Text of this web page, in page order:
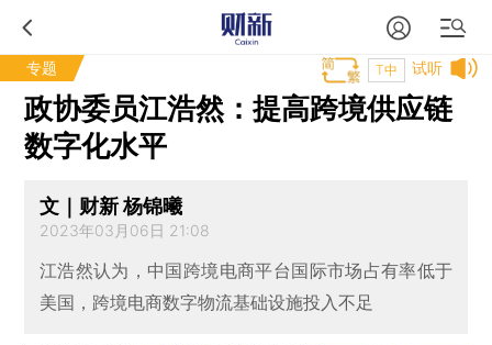
专题 试听
T中
政协委员江浩然：提高跨境供应链
数字化水平
文｜财新 杨锦曦
2023年03月06日 21:08
江浩然认为，中国跨境电商平台国际市场占有率低于
美国，跨境电商数字物流基础设施投入不足